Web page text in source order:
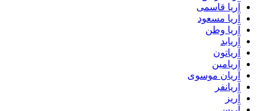
آریا قاسمی
آریا مسعود
آریا وطن
آریابد
آریاتون
آریامین
آریان موسوی
آریانفر
آریز